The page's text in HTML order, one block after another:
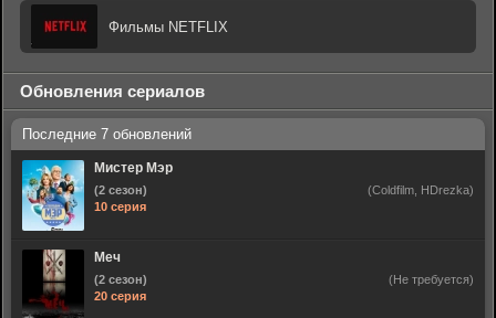
Фильмы NETFLIX
Обновления сериалов
Мистер Мэр
(2 сезон)
10 серия
(Coldfilm, HDrezka)
Меч
(2 сезон)
20 серия
(Не требуется)